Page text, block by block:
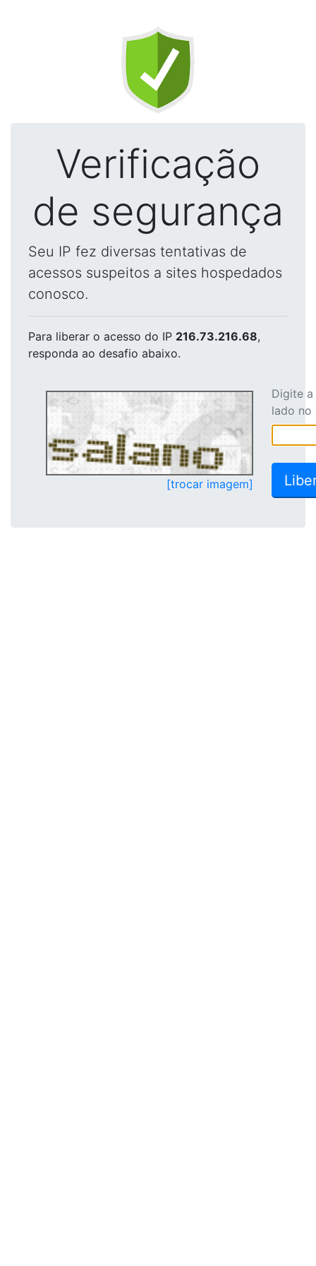
Verificação
de segurança
Seu IP fez diversas tentativas de
acessos suspeitos a sites hospedados
conosco.
Para liberar o acesso do IP 216.73.216.68,
responda ao desafio abaixo.
[trocar imagem]
Digite
lado no